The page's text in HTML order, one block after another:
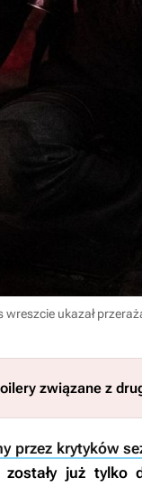
wreszcie ukazał
związane z
przez krytyków
już tylko